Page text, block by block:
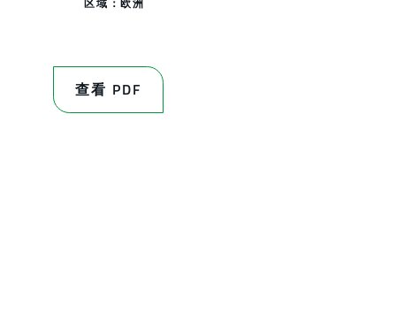
查看 PDF